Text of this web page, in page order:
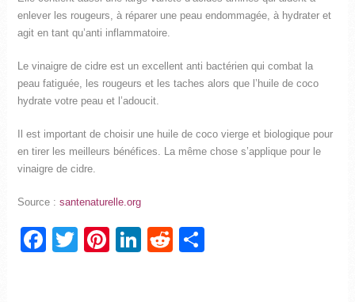
enlever les rougeurs, à réparer une peau endommagée, à hydrater et
agit en tant qu’anti inflammatoire.
Le vinaigre de cidre est un excellent anti bactérien qui combat la
peau fatiguée, les rougeurs et les taches alors que l’huile de coco
hydrate votre peau et l’adoucit.
Il est important de choisir une huile de coco vierge et biologique pour
en tirer les meilleurs bénéfices. La même chose s’applique pour le
vinaigre de cidre.
Source : santenaturelle.org
Facebook
TwitterPinterest
LinkedIn
Reddit